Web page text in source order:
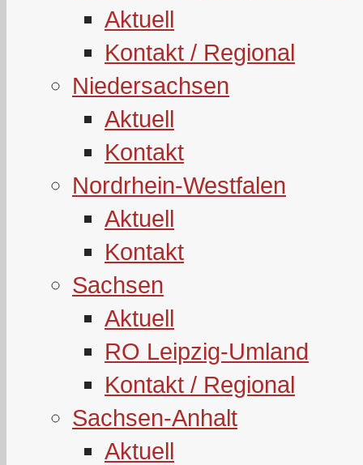
Aktuell
Kontakt / Regional
Niedersachsen
Aktuell
Kontakt
Nordrhein-Westfalen
Aktuell
Kontakt
Sachsen
Aktuell
RO Leipzig-Umland
Kontakt / Regional
Sachsen-Anhalt
Aktuell